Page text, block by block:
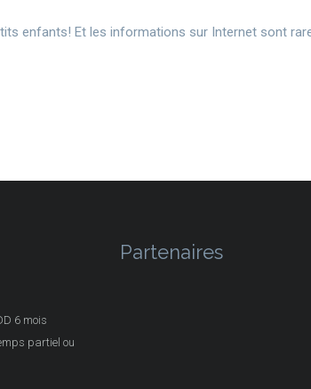
enfants! Et les informations sur Internet sont
6 mois
partiel ou
Partenaires